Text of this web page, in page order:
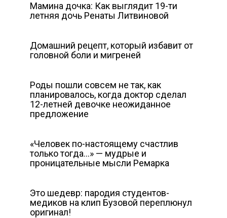
Мамина дочка: Как выглядит 19-ти
летняя дочь Ренаты Литвиновой
Домашний рецепт, который избавит от
головной боли и мигреней
Роды пошли совсем не так, как
планировалось, когда доктор сделал
12-летней девочке неожиданное
предложение
«Человек по-настоящему счастлив
только тогда…» — мудрые и
проницательные мысли Ремарка
Это шедевр: пародия студентов-
медиков на клип Бузовой переплюнул
оригинал!